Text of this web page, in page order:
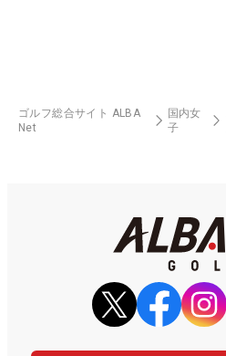
ゴルフ総合サイト ALBA
Net
国内女
子